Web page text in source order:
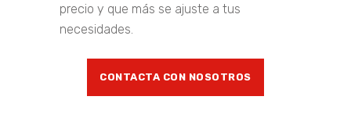
precio y que más se ajuste a tus
necesidades.
CONTACTA CON NOSOTROS